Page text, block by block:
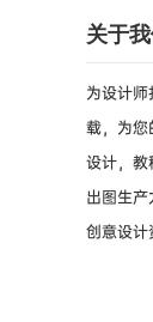
关于我
为设计
载，为
设计，教
出图生产
创意设计